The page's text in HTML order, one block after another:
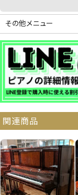
その他メニュー
納
よくある質問
契約後の流れ
関連商品